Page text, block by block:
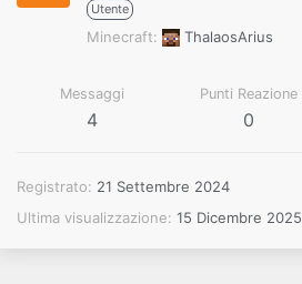
Utente
Minecraft ThalaosArius
Messaggi
4
Punti Reazione
0
Registrato
21 Settembre 2024
Ultima visualizzazione 15 Dicembre 2025